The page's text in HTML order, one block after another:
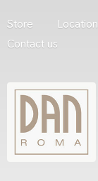
Store
Location
Contact us